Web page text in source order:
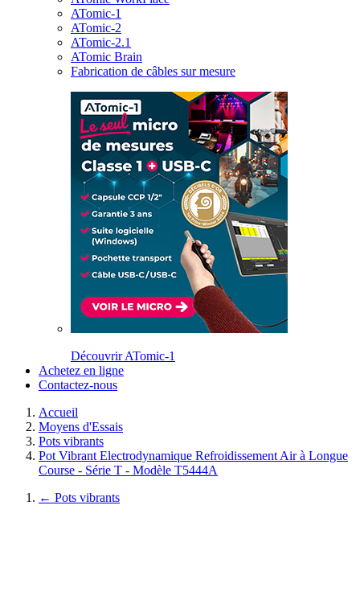
ATomic-1
ATomic-2
ATomic-2.1
ATomic Brain
Fabrication de câbles sur mesure
Découvrir ATomic-1
Achetez en ligne
Contactez-nous
Accueil
Moyens d'Essais
Pots vibrants
Pot Vibrant Electrodynamique Refroidissement Air à Longue
Course - Série T - Modèle T5444A
← Pots vibrants